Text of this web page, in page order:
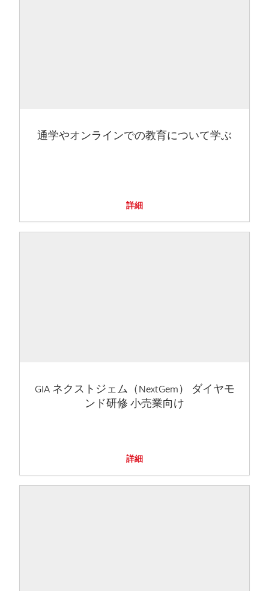
通学やオンラインでの教育について学ぶ
詳細
GIA ネクストジェム（NextGem） ダイヤモ
ンド研修 小売業向け
詳細